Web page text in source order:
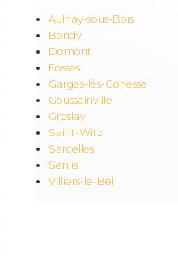
Aulnay-sous-Bois
Bondy
Domont
Fosses
Garges-lès-Gonesse
Goussainville
Groslay
Saint-Witz
Sarcelles
Senlis
Villiers-le-Bel